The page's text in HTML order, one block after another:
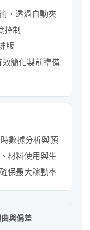
，透過自動夾
控制
版
簡化製前準備
數據分析與預
材料使用與生
保最大稼動率
與偏差